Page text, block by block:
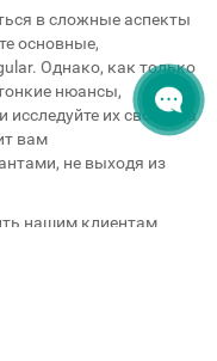
в сложные аспекты
основные,
Однако, как только
нюансы,
их свойства
вам
не выходя из
нашим клиентам